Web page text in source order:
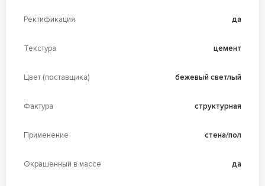
Ректификация да
Текстура цемент
Цвет (поставщика) бежевый светлый
Фактура структурная
Применение стена/пол
Окрашенный в массе да